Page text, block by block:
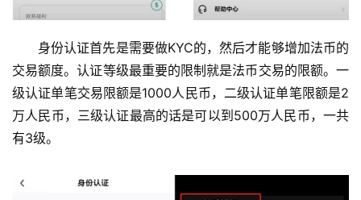
身份认证首先是需要做KYC的，然后才能够增加法币的
交易额度。认证等级最重要的限制就是法币交易的限额。一
级认证单笔交易限额是1000人民币，二级认证单笔限额是2
万人民币，三级认证最高的话是可以到500万人民币，一共
有3级。